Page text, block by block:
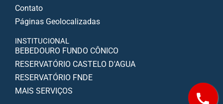
Contato
Páginas Geolocalizadas
INSTITUCIONAL
BEBEDOURO FUNDO CÔNICO
RESERVATÓRIO CASTELO D'AGUA
RESERVATÓRIO FNDE
MAIS SERVIÇOS